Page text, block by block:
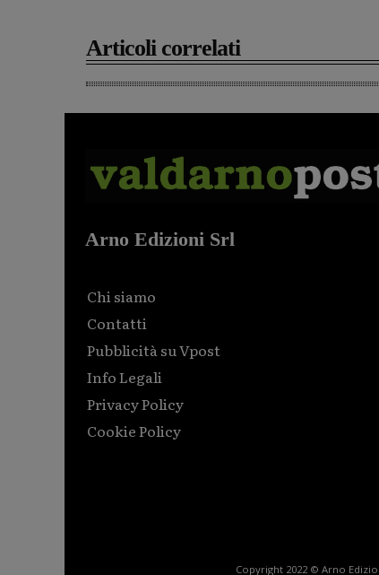
Articoli correlati
Arno Edizioni Srl
Chi siamo
Contatti
Pubblicità su Vpost
Info Legali
Privacy Policy
Cookie Policy
Copyright 2022 © Arno